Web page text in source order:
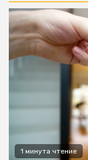
1 минута чтение